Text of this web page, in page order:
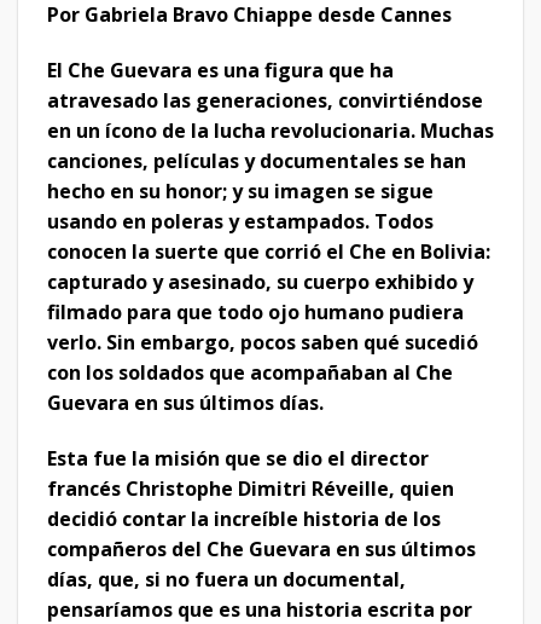
Por Gabriela Bravo Chiappe desde Cannes
El Che Guevara es una figura que ha
atravesado las generaciones, convirtiéndose
en un ícono de la lucha revolucionaria. Muchas
canciones, películas y documentales se han
hecho en su honor; y su imagen se sigue
usando en poleras y estampados. Todos
conocen la suerte que corrió el Che en Bolivia:
capturado y asesinado, su cuerpo exhibido y
filmado para que todo ojo humano pudiera
verlo. Sin embargo, pocos saben qué sucedió
con los soldados que acompañaban al Che
Guevara en sus últimos días.
Esta fue la misión que se dio el director
francés Christophe Dimitri Réveille, quien
decidió contar la increíble historia de los
compañeros del Che Guevara en sus últimos
días, que, si no fuera un documental,
pensaríamos que es una historia escrita por